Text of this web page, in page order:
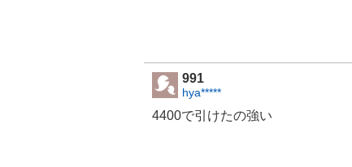
991
hya*****
4400で引けたの強い